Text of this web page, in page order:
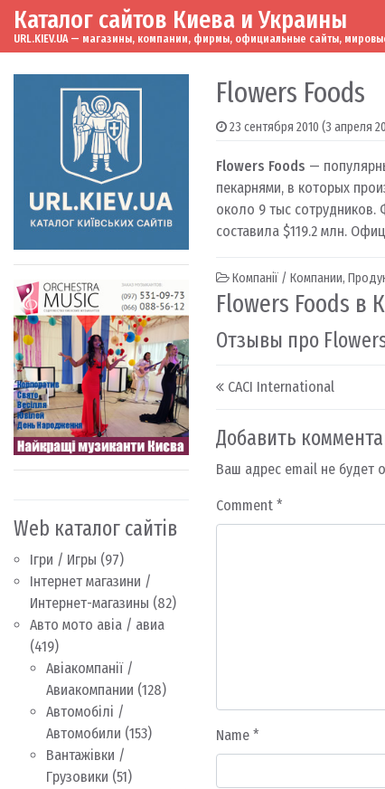
Skip to content
Main Navigation
Каталог сайтов Киева и Украины
URL.KIEV.UA — магазины, компании, фирмы, официальные сайты,
Web каталог сайтів
Ігри / Игры (97)
Інтернет магазини /
Интернет-магазины (82)
Авто мото авіа / авиа
(419)
Авіакомпанії /
Авиакомпании (128)
Автомобілі /
Автомобили (153)
Вантажівки /
Грузовики (51)
Flowers Foods
23 сентября 2010 (3 апреля
Flowers Foods —
пекарнями, в которых
около 9 тыс сотрудников.
составила $119.2 млн.
Компанії / Компании,
Flowers Foods в
Отзывы про
Post navigation
CACI International
Добавить
Ваш адрес email не будет
Comment *
Name *